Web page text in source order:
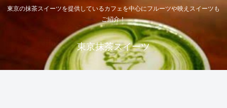
東京の抹茶スイーツを提供しているカフェを中心にフルーツや映えスイーツも
ご紹介！
東京抹茶スイーツ